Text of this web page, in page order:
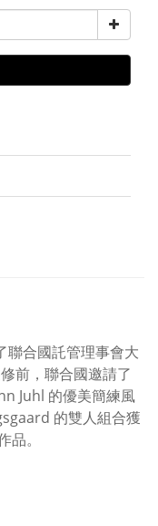
聯合國託管理事會大
前，聯合國邀請了
Juhl 的優美簡練風
的雙人組合獲
。